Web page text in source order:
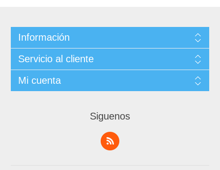
Información
Servicio al cliente
Mi cuenta
Siguenos